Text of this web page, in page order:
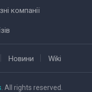
компанії
Новини Wiki
. All rights reserved.